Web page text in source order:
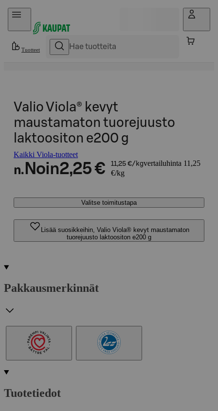
Hyppää sisältöön
Tuotteet
Valio Viola® kevyt
maustamaton tuorejuusto
laktoositon e200 g
Kaikki Viola-tuotteet
n. Noin2,25 € 11,25 €/kgvertailuhinta 11,25
€/kg
Valitse toimitustapa
Lisää suosikkeihin, Valio Viola® kevyt maustamaton
tuorejuusto laktoositon e200 g
Pakkausmerkinnät
Tuotetiedot